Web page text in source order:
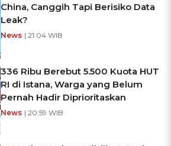
China, Canggih Tapi Berisiko Data
Leak?
News | 21:04 WIB
336 Ribu Berebut 5.500 Kuota HUT
RI di Istana, Warga yang Belum
Pernah Hadir Diprioritaskan
News | 20:59 WIB